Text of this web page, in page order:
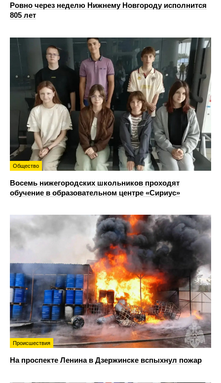
Ровно через неделю Нижнему Новгороду исполнится
805 лет
Общество
Восемь нижегородских школьников проходят
обучение в образовательном центре «Сириус»
Происшествия
На проспекте Ленина в Дзержинске вспыхнул пожар